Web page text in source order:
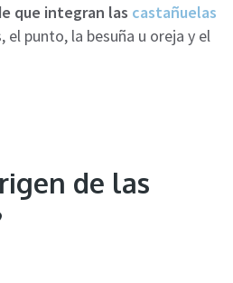
que integran las castañuelas
el punto, la besuña u oreja y el
de las